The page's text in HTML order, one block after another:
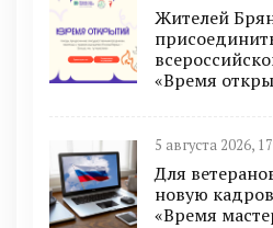
Жителей
«Время
5 августа 2026,
Для
новую
«Время